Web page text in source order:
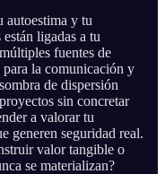
autoestima y tu
ligadas a tu
fuentes de
la comunicación y
de dispersión
sin concretar
a valorar tu
generen seguridad real.
valor tangible o
se materializan?